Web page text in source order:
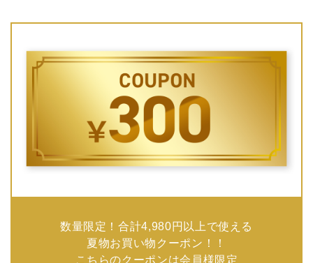
数量限定！合計4,980円以上で使える
夏物お買い物クーポン！！
こちらのクーポンは会員様限定